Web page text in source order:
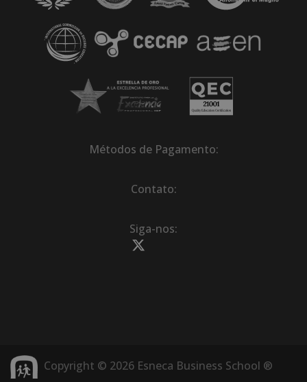
Métodos de Pagamento:
Contato:
Siga-nos:
Copyright © 2026 Esneca Business School ®